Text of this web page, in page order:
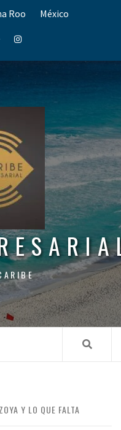
Roo México
Instagram
Y LO QUE FALTA